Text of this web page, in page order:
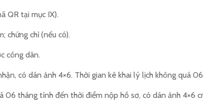
QR tại mục IX).
chứng chỉ (nếu có).
công dân.
có dán ảnh 4×6. Thời gian kê khai lý lịch không quá
06 tháng tính đến thời điểm nộp hồ sơ, có dán ảnh 4×6